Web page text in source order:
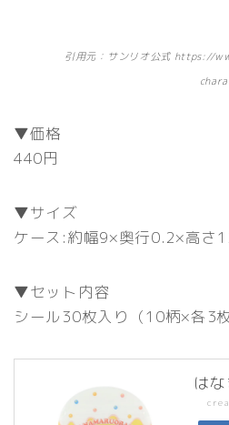
引用元：サンリオ公式 https://
▼価格
440円
▼サイズ
ケース:約幅9×奥行0.2×高さ
▼セット内容
シール30枚入り（10柄×各3枚
は